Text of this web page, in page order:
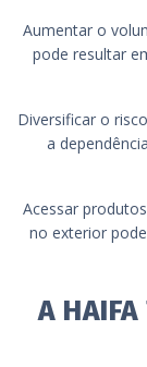
Aumentar o
pode resultar
Diversificar o
a
Acessar
no exterior
A HAIFA